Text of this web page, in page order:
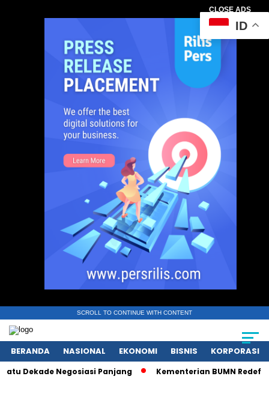
CLOSE ADS
SCROLL TO CONTINUE WITH CONTENT
BERANDA NASIONAL EKONOMI BISNIS KORPORASI
Dekade Negosiasi Panjang Kementerian BUMN
ID